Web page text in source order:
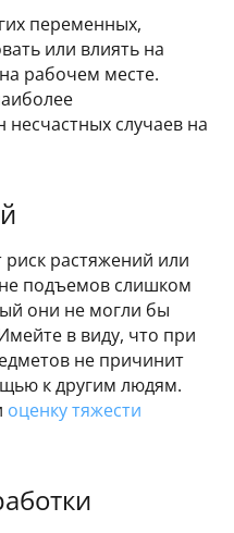
переменных,
или влиять на
на рабочем месте.
случаев на
растяжений или
подъемов слишком
они не могли бы
в виду, что при
не причинит
к другим людям.
оценку тяжести